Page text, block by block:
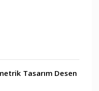
Tasarım Desen